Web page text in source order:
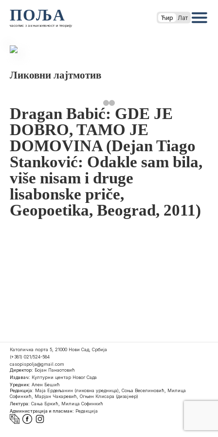
ПОЉА
часопис за књижевност и теорију
Ћир Лат
Ликовни лајтмотив
Dragan Babić: GDE JE
DOBRO, TAMO JE
DOMOVINA (Dejan Tiago
Stanković: Odakle sam bila,
više nisam i druge
lisabonske priče,
Geopoetika, Beograd, 2011)
Католичка порта 5, 21000 Нови Сад, Србија
(+381) 021/524-584
casopispolja@gmail.com
Директор: Бојан Панаотовић
Издавач: Културни центар Новог Сада
Уредник: Ален Бешић
Редакција: Маја Ердељанин (ликовна уредница), Соња Веселиновић, Милица
Софинкић, Марјан Чакаревић, Огњен Клисара (дизајнер)
Лектура: Сања Бркић, Милица Софинкић
Администрација и пласман: Редакција